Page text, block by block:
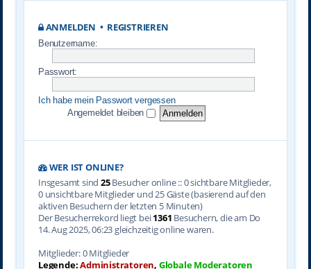
ANMELDEN • REGISTRIEREN
Benutzername:
Passwort:
Ich habe mein Passwort vergessen
Angemeldet bleiben
WER IST ONLINE?
Insgesamt sind 25Besucher online :: 0 sichtbare Mitglieder,
0 unsichtbare Mitglieder und 25 Gäste (basierend auf den
aktiven Besuchern der letzten 5 Minuten)
Der Besucherrekord liegt bei1361 Besuchern, die am Do
14. Aug 2025, 06:23 gleichzeitig online waren.
Mitglieder: 0 Mitglieder
Legende:Administratoren, Globale Moderatoren